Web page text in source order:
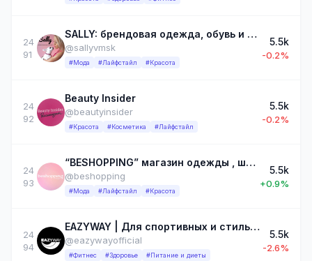
24
91
SALLY: брендовая одежда, обувь и аксессуары
@sallyvmsk
#Мода #Лайфстайл #Красота
5.5k
-0.2%
24
92
Beauty Insider
@beautyinsider
#Красота #Косметика #Лайфстайл
5.5k
-0.2%
24
93
“BESHOPPING” магазин одежды , шоурум, женская одежда, шоурум Москва
@beshopping
#Мода #Лайфстайл #Красота
5.5k
+0.9%
24
94
EAZYWAY | Для спортивных и стильных
@eazywayofficial
#Фитнес #Здоровье #Питание и диеты
5.5k
-2.6%